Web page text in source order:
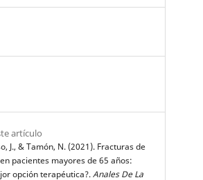
artículo
J., & Tamón, N. (2021). Fracturas de
pacientes mayores de 65 años:
opción terapéutica?.Anales De La